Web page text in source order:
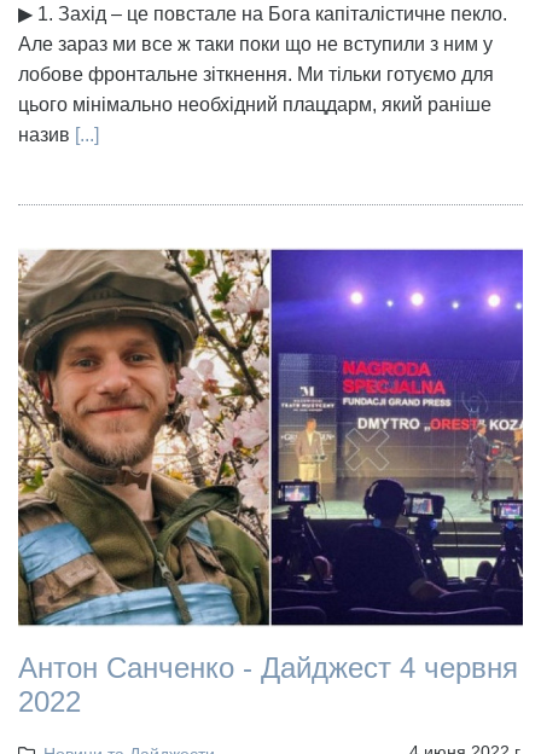
▶ 1. Захід – це повстале на Бога капіталістичне пекло.
Але зараз ми все ж таки поки що не вступили з ним у
лобове фронтальне зіткнення. Ми тільки готуємо для
цього мінімально необхідний плацдарм, який раніше
назив [...]
Антон Санченко - Дайджест 4 червня
2022